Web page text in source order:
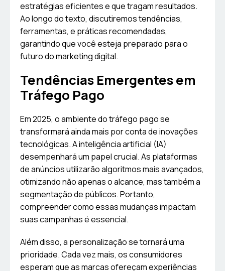
estratégias eficientes e que tragam resultados.
Ao longo do texto, discutiremos tendências,
ferramentas, e práticas recomendadas,
garantindo que você esteja preparado para o
futuro do marketing digital.
Tendências Emergentes em
Tráfego Pago
Em 2025, o ambiente do tráfego pago se
transformará ainda mais por conta de inovações
tecnológicas. A inteligência artificial (IA)
desempenhará um papel crucial. As plataformas
de anúncios utilizarão algoritmos mais avançados,
otimizando não apenas o alcance, mas também a
segmentação de públicos. Portanto,
compreender como essas mudanças impactam
suas campanhas é essencial.
Além disso, a personalização se tornará uma
prioridade. Cada vez mais, os consumidores
esperam que as marcas ofereçam experiências